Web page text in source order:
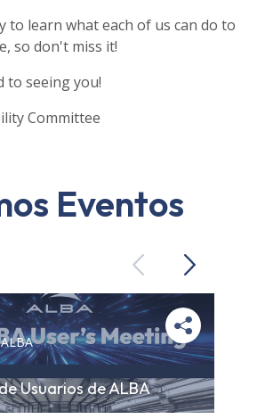
learn what each of us can do to
so don't miss it!
to seeing you!
Committee
Eventos
PreviousNext
Usuarios de ALBA